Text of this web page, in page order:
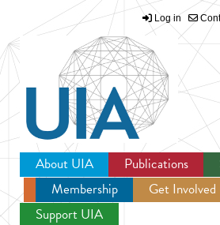
Jump to navigation
Log in
About UIA Publications
Membership
Get Involved
Support UIA